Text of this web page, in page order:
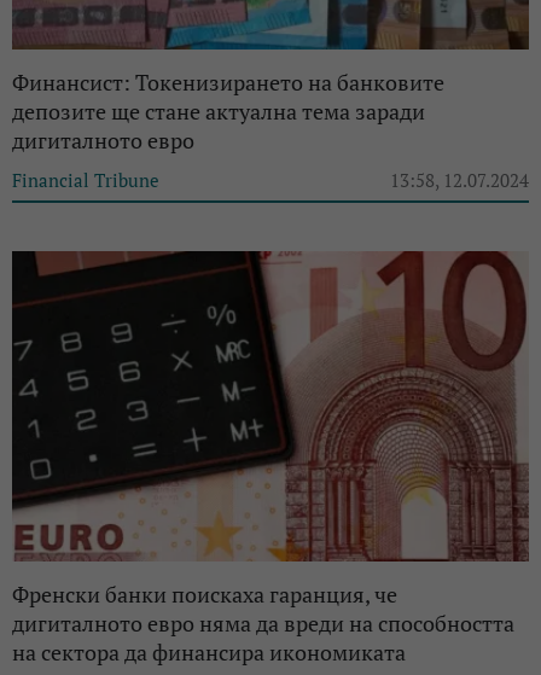
Финансист: Токенизирането на банковите
депозите ще стане актуална тема заради
дигиталното евро
Financial Tribune 13:58, 12.07.2024
Френски банки поискаха гаранция, че
дигиталното евро няма да вреди на способността
на сектора да финансира икономиката